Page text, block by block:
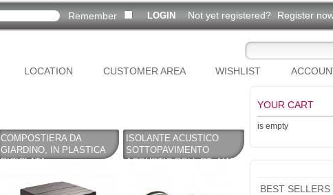
Remember Not yet registered? Register
LOCATION CUSTOMER AREA WISHLIST
COMPOSTIERA DA
GIARDINO, IN PLASTICA
RICICLATA
NERO TOOMAX
ISOLANTE ACUSTICO
SOTTOPAVIMENTO
ACOUSTIC ROLL RT. 1*10
YOUR CART
is empty
BEST SELLERS